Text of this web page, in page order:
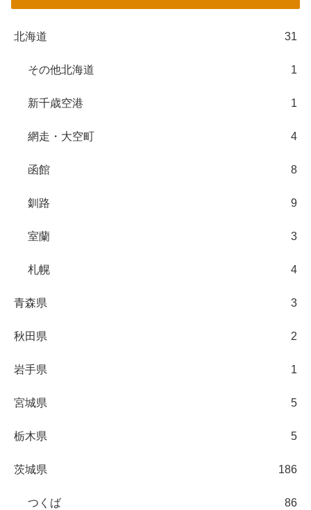
北海道 31
その他北海道 1
新千歳空港 1
網走・大空町 4
函館 8
釧路 9
室蘭 3
札幌 4
青森県 3
秋田県 2
岩手県 1
宮城県 5
栃木県 5
茨城県 186
つくば 86